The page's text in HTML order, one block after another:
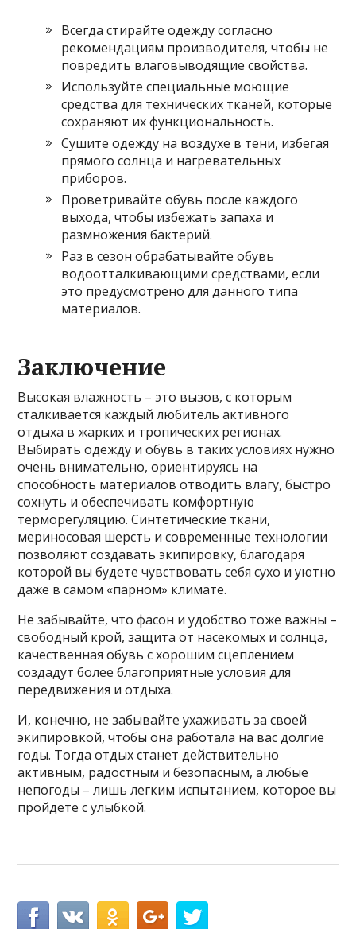
Всегда стирайте одежду согласно
рекомендациям производителя, чтобы не
повредить влаговыводящие свойства.
Используйте специальные моющие
средства для технических тканей, которые
сохраняют их функциональность.
Сушите одежду на воздухе в тени, избегая
прямого солнца и нагревательных
приборов.
Проветривайте обувь после каждого
выхода, чтобы избежать запаха и
размножения бактерий.
Раз в сезон обрабатывайте обувь
водоотталкивающими средствами, если
это предусмотрено для данного типа
материалов.
Заключение
Высокая влажность – это вызов, с которым
сталкивается каждый любитель активного
отдыха в жарких и тропических регионах.
Выбирать одежду и обувь в таких условиях нужно
очень внимательно, ориентируясь на
способность материалов отводить влагу, быстро
сохнуть и обеспечивать комфортную
терморегуляцию. Синтетические ткани,
мериносовая шерсть и современные технологии
позволяют создавать экипировку, благодаря
которой вы будете чувствовать себя сухо и уютно
даже в самом «парном» климате.
Не забывайте, что фасон и удобство тоже важны –
свободный крой, защита от насекомых и солнца,
качественная обувь с хорошим сцеплением
создадут более благоприятные условия для
передвижения и отдыха.
И, конечно, не забывайте ухаживать за своей
экипировкой, чтобы она работала на вас долгие
годы. Тогда отдых станет действительно
активным, радостным и безопасным, а любые
непогоды – лишь легким испытанием, которое вы
пройдете с улыбкой.